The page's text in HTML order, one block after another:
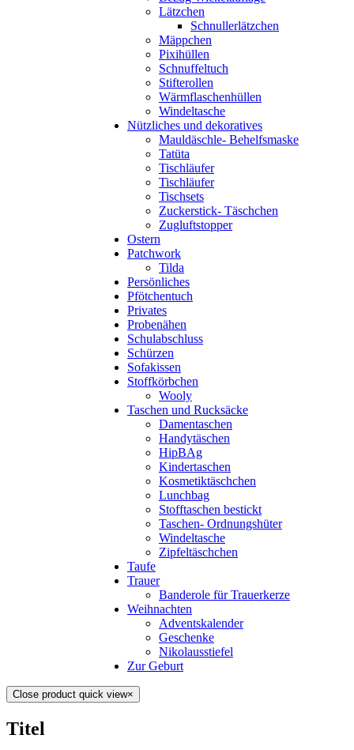
Lätzchen
Schnullerlätzchen
Mäppchen
Pixihüllen
Schnuffeltuch
Stifterollen
Wärmflaschenhüllen
Windeltasche
Nützliches und dekoratives
Mauldäschle- Behelfsmaske
Tatüta
Tischläufer
Tischläufer
Tischsets
Zuckerstick- Täschchen
Zugluftstopper
Ostern
Patchwork
Tilda
Persönliches
Pfötchentuch
Privates
Probenähen
Schulabschluss
Schürzen
Sofakissen
Stoffkörbchen
Wooly
Taschen und Rucksäcke
Damentaschen
Handytäschen
HipBAg
Kindertaschen
Kosmetiktäschchen
Lunchbag
Stofftaschen bestickt
Taschen- Ordnungshüter
Windeltasche
Zipfeltäschchen
Taufe
Trauer
Banderole für Trauerkerze
Weihnachten
Adventskalender
Geschenke
Nikolausstiefel
Zur Geburt
Close product quick view×
Titel